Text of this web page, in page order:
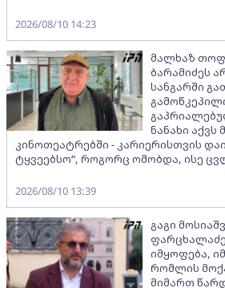
2026/08/10 14:23
მალხაზ
ბარამიძეს
სანგარში
ნანახი
კინოთეატრებში - კარიერისთვის
ტყვეებსო“, როგორც ომობდა, ისე
2026/08/10 13:39
გაგი
ფარცხალაძე
იმყოფება,
რომლის
მიმართ